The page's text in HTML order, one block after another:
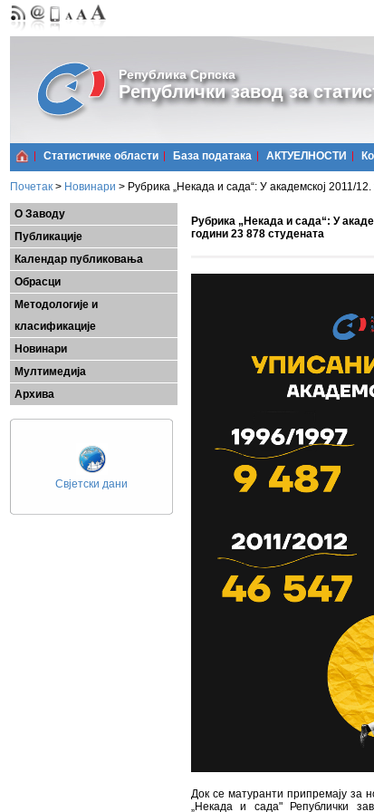
Република Српска
Републички завод за
Статистичке области Базa података АКТУЕЛНОСТИ
Почетак > Новинари > Рубрика „Некада и сада“: У академској 2011/
О Заводу
Публикације
Календар публиковања
Обрасци
Методологије и
класификације
Новинари
Мултимедија
Архива
Свјетски дани
Рубрика „Некада и сада“: У
години 23 878 студената
Док се матуранти припремају за
„Некада и сада" Републички